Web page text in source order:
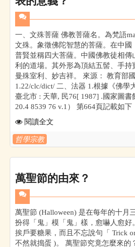
一、文殊菩薩 佛教菩薩名。為梵語
文殊。象徵佛陀智慧的菩薩。在中國
普賢並稱四大菩薩。中國佛教徒相傳
利的道場。其外形為頂結五髻、手持
曼殊室利、妙吉祥。 來源： 教育部國
1.22/clc/dict/ 二、法器 1.根據《佛學
臺北市 : 天華, 民76[ 1987] .國家圖書
20.4 8539 76 v.1） 第664頁記載如下
閱讀全文
哲學宗教
萬聖節的由來？
萬聖節 (Halloween) 是在每年的十月
扮得「鬼」模「鬼」樣，愈嚇人愈好
挨戶要糖果，而且不忘說句「 Trick
不然就搗蛋 )。 萬聖節究竟怎麼來的